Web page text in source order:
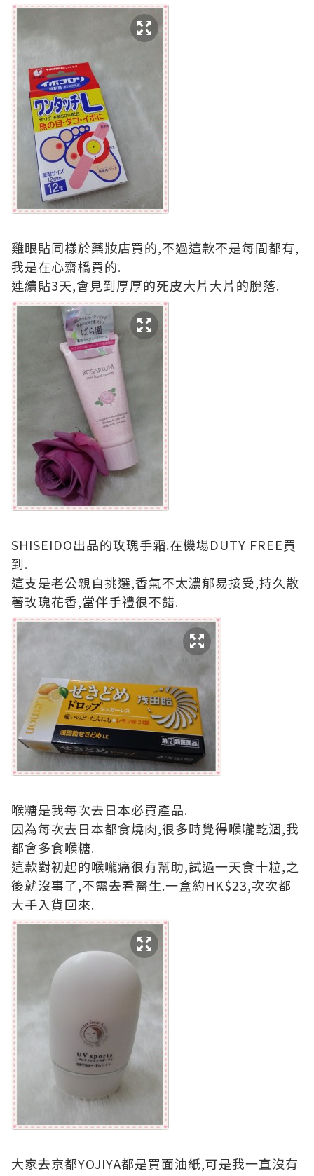
雞眼貼同樣於藥妝店買的,不過這款不是每間都有,
我是在心齋橋買的.
連續貼3天,會見到厚厚的死皮大片大片的脫落.
SHISEIDO出品的玫瑰手霜.在機場DUTY FREE買
到.
這支是老公親自挑選,香氣不太濃郁易接受,持久散
著玫瑰花香,當伴手禮很不錯.
喉糖是我每次去日本必買產品.
因為每次去日本都食燒肉,很多時覺得喉嚨乾涸,我
都會多食喉糖.
這款對初起的喉嚨痛很有幫助,試過一天食十粒,之
後就沒事了,不需去看醫生.一盒約HK$23,次次都
大手入貨回來.
大家去京都YOJIYA都是買面油紙,可是我一直沒有